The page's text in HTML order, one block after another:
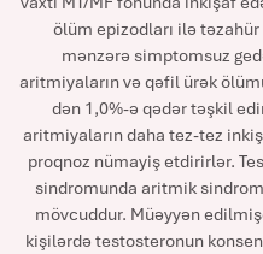
ölüm epizodları ilə
mənzərə simptomsuz
aritmiyaların və qəfil ürək
dən 1,0%-ə qədər təşkil
aritmiyaların daha tez-tez
proqnoz nümayiş etdirirlər.
sindromunda aritmik
mövcuddur. Müəyyən
kişilərdə testosteronun